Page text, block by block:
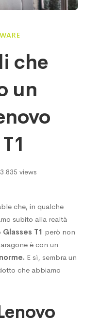
che
un
3.835 views
che, in qualche
subito alla realtà
Glasses T1 però non
è con un
E sì, sembra un
che abbiamo